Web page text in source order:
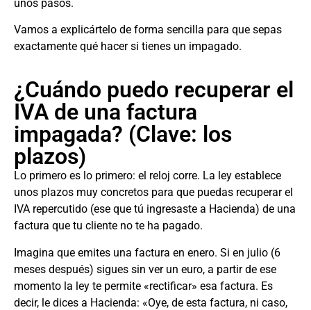
unos pasos.
Vamos a explicártelo de forma sencilla para que sepas
exactamente qué hacer si tienes un impagado.
¿Cuándo puedo recuperar el
IVA de una factura
impagada? (Clave: los
plazos)
Lo primero es lo primero: el reloj corre. La ley establece
unos plazos muy concretos para que puedas recuperar el
IVA repercutido (ese que tú ingresaste a Hacienda) de una
factura que tu cliente no te ha pagado.
Imagina que emites una factura en enero. Si en julio (6
meses después) sigues sin ver un euro, a partir de ese
momento la ley te permite «rectificar» esa factura. Es
decir, le dices a Hacienda: «Oye, de esta factura, ni caso,